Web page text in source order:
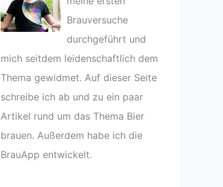
Brauversuche
durchgeführt und
mich seitdem leidenschaftlich dem
Thema gewidmet. Auf dieser Seite
schreibe ich ab und zu ein paar
Artikel rund um das Thema Bier
brauen. Außerdem habe ich die
BrauApp entwickelt.